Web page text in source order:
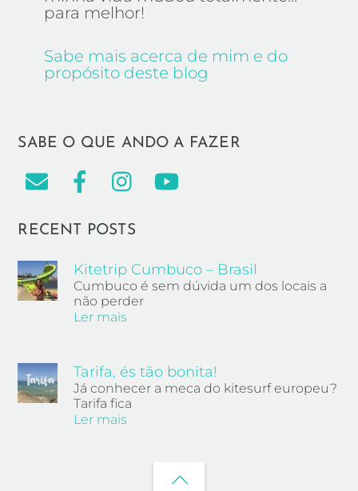
para melhor!
Sabe mais acerca de mim e do
propósito deste blog
SABE O QUE ANDO A FAZER
RECENT POSTS
Kitetrip Cumbuco – Brasil
Cumbuco é sem dúvida um dos locais a
não perder
Ler mais
Tarifa, és tão bonita!
Já conhecer a meca do kitesurf europeu?
Tarifa fica
Ler mais
Back